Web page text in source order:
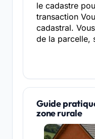
le cadastre
transaction
cadastral.
de la parcelle,
Guide
zone rurale